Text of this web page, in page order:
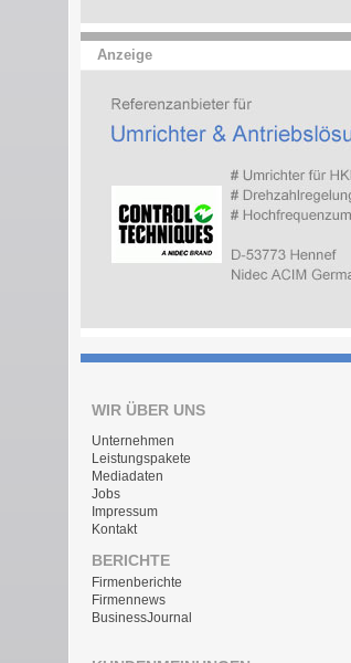
Anzeige
WIR ÜBER UNS
Unternehmen
Leistungspakete
Mediadaten
Jobs
Impressum
Kontakt
BERICHTE
Firmenberichte
Firmennews
BusinessJournal